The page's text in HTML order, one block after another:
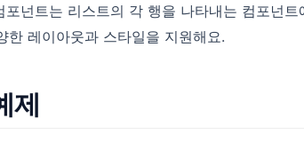
포넌트는 리스트의 각 행을 나타내는 컴포넌
한 레이아웃과 스타일을 지원해요.
제